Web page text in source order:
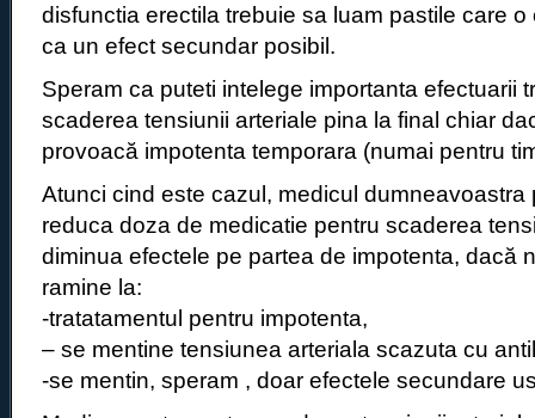
disfunctia erectila trebuie sa luam pastile care
ca un efect secundar posibil.
Speram ca puteti intelege importanta efectuarii
scaderea tensiunii arteriale pina la final chiar
provoacă impotenta temporara (numai pentru
Atunci cind este cazul, medicul dumneavoastra
reduca doza de medicatie pentru scaderea
diminua efectele pe partea de impotenta, dacă
ramine la:
-tratatamentul pentru impotenta,
– se mentine tensiunea arteriala scazuta cu
-se mentin, speram , doar efectele secundare